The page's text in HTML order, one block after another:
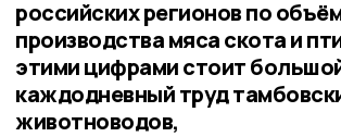
российских регионов по
производства мяса скота и
этими цифрами стоит
каждодневный труд
животноводов,